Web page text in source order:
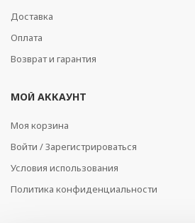
Доставка
Оплата
Возврат и гарантия
МОЙ АККАУНТ
Моя корзина
Войти / Зарегистрироваться
Условия использования
Политика конфиденциальности